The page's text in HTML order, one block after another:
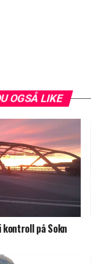
OGSÅ LIKE
kontroll på Sokn